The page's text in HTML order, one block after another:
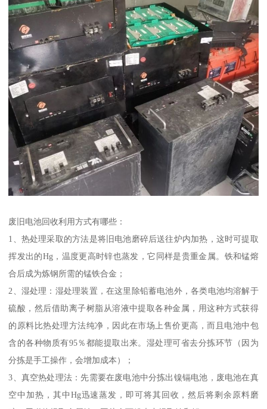
废旧电池回收利用方式有哪些：
1、热处理采取的方法是将旧电池磨碎后送往炉内加热，这时可提取
挥发出的Hg，温度更高时锌也蒸发，它同样是贵重金属。铁和锰熔
合后成为炼钢所需的锰铁合金；
2、湿处理：湿处理装置，在这里除铅蓄电池外，各类电池均溶解于
硫酸，然后借助离子树脂从溶液中提取各种金属，用这种方式获得
的原料比热处理方法纯净，因此在市场上售价更高，而且电池中包
含的各种物质有95％都能提取出来。湿处理可省去分拣环节（因为
分拣是手工操作，会增加成本）；
3、真空热处理法：先需要在废电池中分拣出镍镉电池，废电池在真
空中加热，其中Hg迅速蒸发，即可将其回收，然后将剩余原料磨